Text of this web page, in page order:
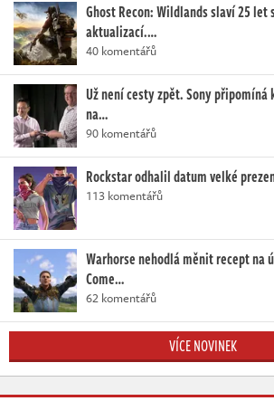
Ghost Recon: Wildlands slaví 25 let
aktualizací.…
40 komentářů
Už není cesty zpět. Sony
na…
90 komentářů
Rockstar odhalil datum velké
113 komentářů
Warhorse nehodlá měnit recept na
Come…
62 komentářů
VÍCE NOVINEK